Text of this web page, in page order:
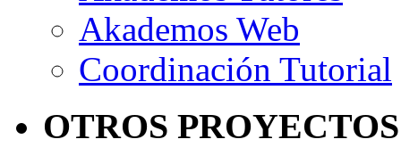
Akademos Web
Coordinación Tutorial
OTROS PROYECTOS